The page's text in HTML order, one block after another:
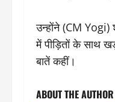
उन्होंने (CM Yogi)
में पीड़ितों के साथ
बातें कहीं।
ABOUT THE AUTHOR